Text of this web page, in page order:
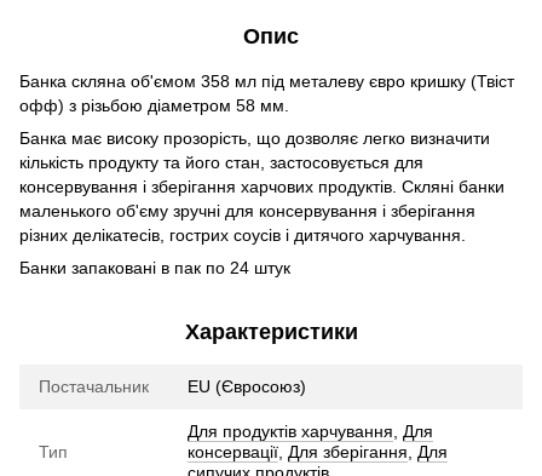
Опис
Банка скляна об'ємом 358 мл під металеву євро кришку (Твіст
офф) з різьбою діаметром 58 мм.
Банка має високу прозорість, що дозволяє легко визначити
кількість продукту та його стан, застосовується для
консервування і зберігання харчових продуктів. Скляні банки
маленького об'єму зручні для консервування і зберігання
різних делікатесів, гострих соусів і дитячого харчування.
Банки запаковані в пак по 24 штук
Характеристики
Постачальник EU (Євросоюз)
Тип
Для продуктів харчування
Для
консервації Для зберігання
Для
сипучих продуктів